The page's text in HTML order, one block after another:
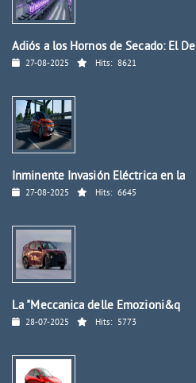
Adiós a los Hornos de Secado: El De
27-08-2025 Hits: 8621
Inminente Invasión Eléctrica en la
27-08-2025 Hits: 6645
La "Meccanica delle Emozioni&q
28-07-2025 Hits: 5773